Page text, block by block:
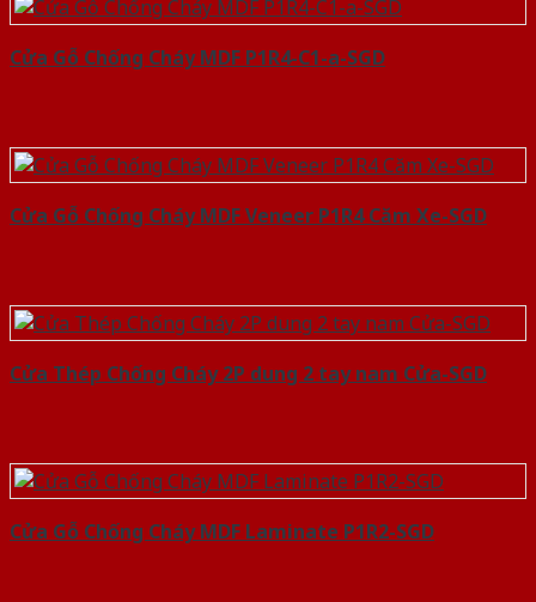
Cửa Gỗ Chống Cháy MDF P1R4-C1-a-SGD
Cửa Gỗ Chống Cháy MDF Veneer P1R4 Căm Xe-SGD
Cửa Thép Chống Cháy 2P dung 2 tay nam Cửa-SGD
Cửa Gỗ Chống Cháy MDF Laminate P1R2-SGD